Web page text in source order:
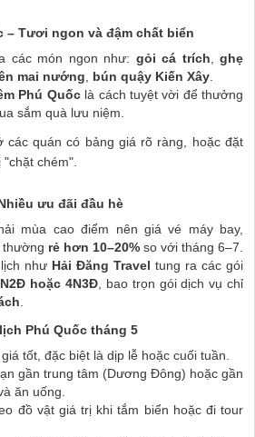
– Tươi ngon và đậm chất biển
các món ngon như: gỏi cá trích,ghẹ
mai nướng, bún quậy Kiến Xây.
Phú Quốclà cách tuyệt vời để thưởng
sắm quà lưu niệm.
các quán có bảng giá rõ ràng, hoặc đặt
chém".
ưu đãi đầu hè
mùa cao điểm nên giá vé máy bay,
thường rẻ hơn 10–20% so với tháng 6–7.
như Hải Đăng Travel tung ra các gói
hoặc 4N3Đ, bao trọn gói dịch vụ chỉ
.
Phú Quốc tháng 5
tốt, đặc biệt là dịp lễ hoặc cuối tuần.
gần trung tâm (Dương Đông) hoặc gần
ăn uống.
đồ vật giá trị khi tắm biển hoặc đi tour